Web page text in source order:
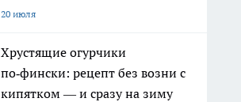
20 июля
Хрустящие огурчики
по‑фински: рецепт без возни с
кипятком — и сразу на зиму